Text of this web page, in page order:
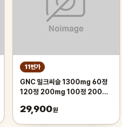
11번가
GNC 밀크씨슬 1300mg 60정
120정 200mg 100정 200정
29,900원